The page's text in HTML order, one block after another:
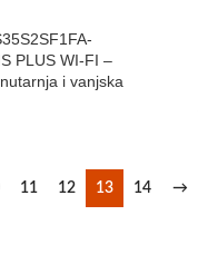
PLUS WI-FI –
i vanjska
11 12 13 14 →